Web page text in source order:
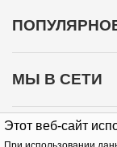
Этот веб-сайт
МЫ В СЕТИ